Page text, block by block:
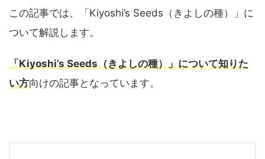
この記事では、「Kiyoshi’s Seeds（きよしの種）」に
ついて解説します。
「Kiyoshi’s Seeds（きよしの種）」について知りた
い方向けの記事となっています。